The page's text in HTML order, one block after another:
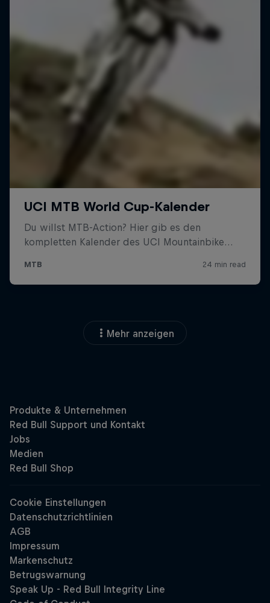
Mehr anzeigen